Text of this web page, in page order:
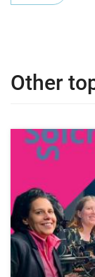
Other
Other